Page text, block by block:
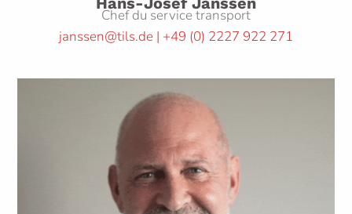
Chef du service transport
janssen@tils.de | +49 (0) 2227 922 271